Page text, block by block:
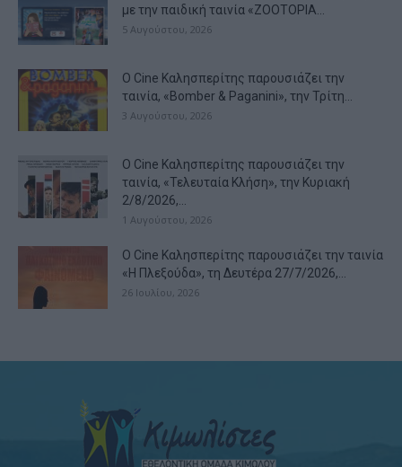
με την παιδική ταινία «ZOOTOPIA...
5 Αυγούστου, 2026
Ο Cine Καλησπερίτης παρουσιάζει την
ταινία, «Bomber & Paganini», την Τρίτη...
3 Αυγούστου, 2026
Ο Cine Καλησπερίτης παρουσιάζει την
ταινία, «Τελευταία Κλήση», την Κυριακή
2/8/2026,...
1 Αυγούστου, 2026
Ο Cine Καλησπερίτης παρουσιάζει την ταινία
«Η Πλεξούδα», τη Δευτέρα 27/7/2026,...
26 Ιουλίου, 2026